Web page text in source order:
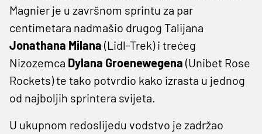
Magnier je u završnom sprintu za par
centimetara nadmašio drugog Talijana
Jonathana Milana (Lidl-Trek) i trećeg
Nizozemca Dylana Groenewegena (Unibet Rose
Rockets) te tako potvrdio kako izrasta u jednog
od najboljih sprintera svijeta.
U ukupnom redoslijedu vodstvo je zadržao